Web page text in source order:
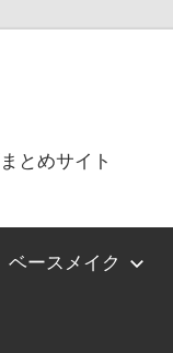
とめサイト
ベースメイク